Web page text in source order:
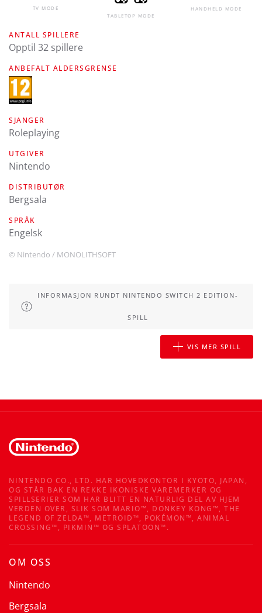
TV MODE
TABLETOP MODE
HANDHELD MODE
ANTALL SPILLERE
Opptil 32 spillere
ANBEFALT ALDERSGRENSE
SJANGER
Roleplaying
UTGIVER
Nintendo
DISTRIBUTØR
Bergsala
SPRÅK
engelsk
© Nintendo / MONOLITHSOFT
INFORMASJON RUNDT NINTENDO SWITCH 2 EDITION-
SPILL
VIS MER SPILL
NINTENDO CO., LTD. HAR HOVEDKONTOR I KYOTO, JAPAN,
OG STÅR BAK EN REKKE IKONISKE VAREMERKER OG
SPILLSERIER SOM HAR BLITT EN NATURLIG DEL AV HJEM
VERDEN OVER, SLIK SOM MARIO™, DONKEY KONG™, THE
LEGEND OF ZELDA™, METROID™, POKÉMON™, ANIMAL
CROSSING™, PIKMIN™ OG SPLATOON™.
OM OSS
Nintendo
Bergsala